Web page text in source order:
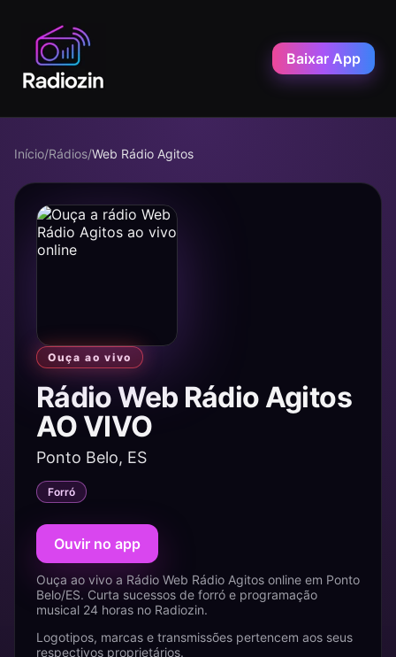
Baixar App
Início/Rádios/Web Rádio Agitos
Ouça ao vivo
Rádio Web Rádio Agitos
AO VIVO
Ponto Belo, ES
Forró
Ouvir no app
Ouça ao vivo a Rádio Web Rádio Agitos online em Ponto
Belo/ES. Curta sucessos de forró e programação
musical 24 horas no Radiozin.
Logotipos, marcas e transmissões pertencem aos seus
respectivos proprietários.